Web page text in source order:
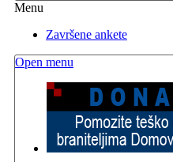
Menu
Završene ankete
Open menu